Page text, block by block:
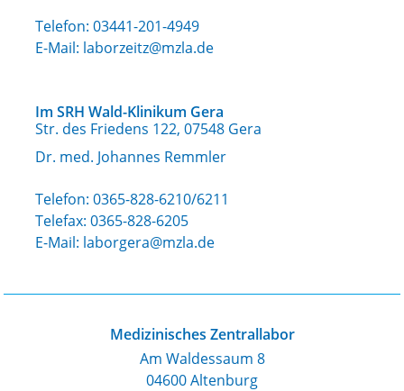
Telefon: 03441-201-4949
E-Mail: laborzeitz@mzla.de
Im SRH Wald-Klinikum Gera
Str. des Friedens 122, 07548 Gera
Dr. med. Johannes Remmler
Telefon: 0365-828-6210/6211
Telefax: 0365-828-6205
E-Mail: laborgera@mzla.de
Medizinisches Zentrallabor
Am Waldessaum 8
04600 Altenburg